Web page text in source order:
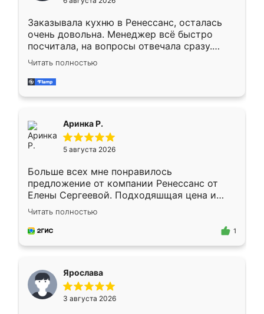
мебели буду заказывать только здесь.
Заказывала кухню в Ренессанс, осталась
очень довольна. Менеджер всё быстро
посчитала, на вопросы отвечала сразу.
Замерщик приехал в субботу, подошёл к
делу со всей ответственностью. Собрали
за день, ребята работали аккуратно, даже
Читать полностью
Аринка Р.
5 августа 2026
Больше всех мне понравилось
предложение от компании Ренессанс от
Елены Сергеевой. Подходяшщая цена и
короткие сроки изготовления. Приехавший
для замера сотрудник Владислав
предложил по моему эскизу самый
Читать полностью
1
Ярослава
3 августа 2026